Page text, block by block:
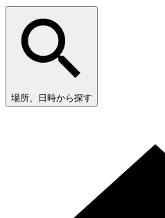
場所、日時から探す